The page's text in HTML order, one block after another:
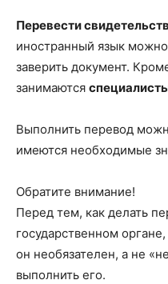
Перевести
иностранный язык
заверить документ.
занимаются
Выполнить перевод
имеются необходимые
Обратите внимание!
Перед тем, как делать
государственном
он необязателен, а не
выполнить его.